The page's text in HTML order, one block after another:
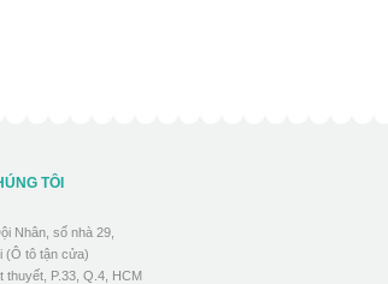
TÔI
Nhân, số nhà 29,
(Ô tô tận cửa)
thuyết, P.33, Q.4, HCM